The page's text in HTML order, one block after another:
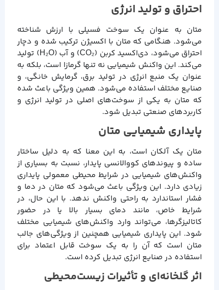
احتراق و تولید انرژی
متان به عنوان یک سوخت فسیلی با ارزش شناخته
می‌شود. هنگامی که متان با اکسیژن ترکیب شده و دچار
احتراق می‌شود، دی‌اکسید کربن (CO₂) و آب (H₂O) تولید
می‌کند. این واکنش شیمیایی نه تنها گرمازا است، بلکه به
عنوان یک منبع انرژی در تولید برق، گرمایش خانگی، و
صنایع مختلف استفاده می‌شود. همین ویژگی باعث شده
که متان به یکی از سوخت‌های اصلی در تولید انرژی و
کاربردهای صنعتی تبدیل شود.
پایداری شیمیایی متان
متان یک آلکان است، به این معنا که به دلیل ساختار
ساده و پیوندهای کووالانسی پایدار، نسبت به بسیاری از
واکنش‌های شیمیایی در شرایط محیطی معمولی پایداری
زیادی دارد. این ویژگی باعث می‌شود که متان در دما و
فشار استاندارد به راحتی واکنش ندهد. با این حال، در
شرایط خاص، مانند دمای بسیار بالا یا در حضور
کاتالیزگرها، می‌تواند وارد واکنش‌های شیمیایی مختلف
شود. این پایداری شیمیایی همچنین از ویژگی‌های جالب
متان است که آن را به یک سوخت قابل اعتماد برای
استفاده در صنایع انرژی تبدیل کرده است.
اثر گلخانه‌ای و تأثیرات زیست‌محیطی